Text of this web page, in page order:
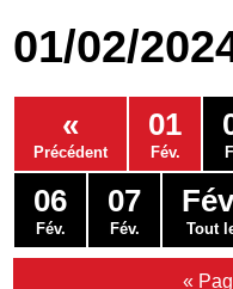
Economie
Services
Contacts
01/02/
«
Précédent
01
Fév.
06
Fév.
07
Fév. Tout
«